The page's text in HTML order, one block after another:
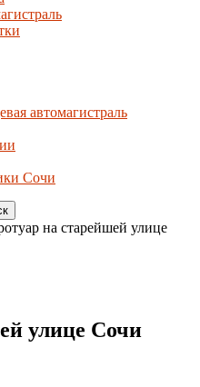
автомагистраль
Сочи
на старейшей улице
улице Сочи